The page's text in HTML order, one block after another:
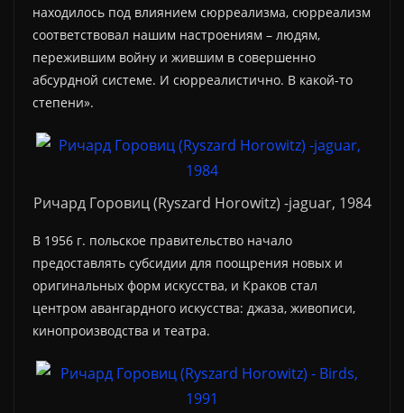
находилось под влиянием сюрреализма, сюрреализм
соответствовал нашим настроениям – людям,
пережившим войну и жившим в совершенно
абсурдной системе. И сюрреалистично. В какой-то
степени».
Ричард Горовиц (Ryszard Horowitz) -jaguar, 1984
В 1956 г. польское правительство начало
предоставлять субсидии для поощрения новых и
оригинальных форм искусства, и Краков стал
центром авангардного искусства: джаза, живописи,
кинопроизводства и театра.